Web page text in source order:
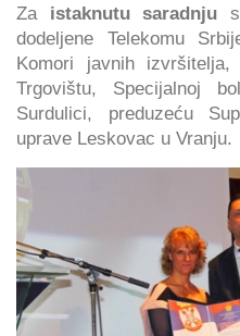
Za istaknutu saradnju
dodeljene Telekomu
Komori javnih
Trgovištu, Specijalnoj
Surdulici, preduzeću
uprave Leskovac u Vranju.